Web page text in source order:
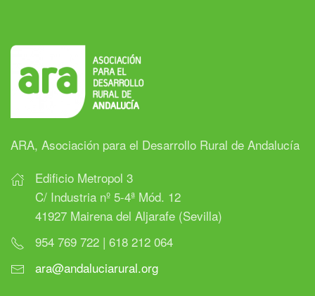
ARA, Asociación para el Desarrollo Rural de Andalucía
Edificio Metropol 3
C/ Industria nº 5-4ª Mód. 12
41927 Mairena del Aljarafe (Sevilla)
954 769 722 | 618 212 064
ara@andaluciarural.org